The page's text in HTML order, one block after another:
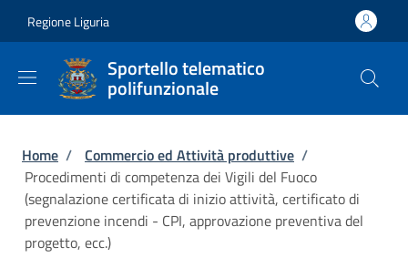
Regione Liguria
Sportello telematico
polifunzionale
Briciole di pane
Home / Commercio ed Attività produttive /
Procedimenti di competenza dei Vigili del Fuoco
(segnalazione certificata di inizio attività, certificato di
prevenzione incendi - CPI, approvazione preventiva del
progetto, ecc.)